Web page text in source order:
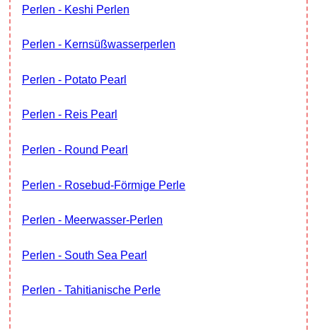
Perlen - Keshi Perlen
Perlen - Kernsüßwasserperlen
Perlen - Potato Pearl
Perlen - Reis Pearl
Perlen - Round Pearl
Perlen - Rosebud-Förmige Perle
Perlen - Meerwasser-Perlen
Perlen - South Sea Pearl
Perlen - Tahitianische Perle